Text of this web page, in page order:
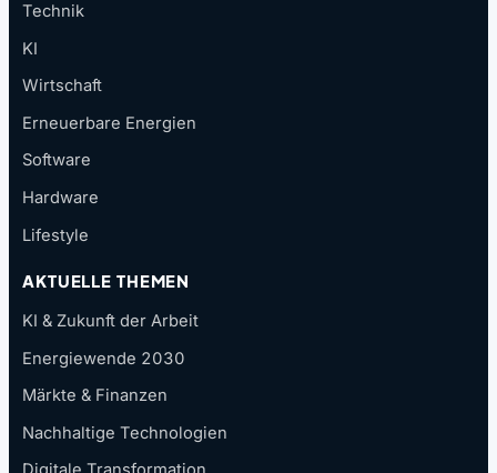
Technik
KI
Wirtschaft
Erneuerbare Energien
Software
Hardware
Lifestyle
AKTUELLE THEMEN
KI & Zukunft der Arbeit
Energiewende 2030
Märkte & Finanzen
Nachhaltige Technologien